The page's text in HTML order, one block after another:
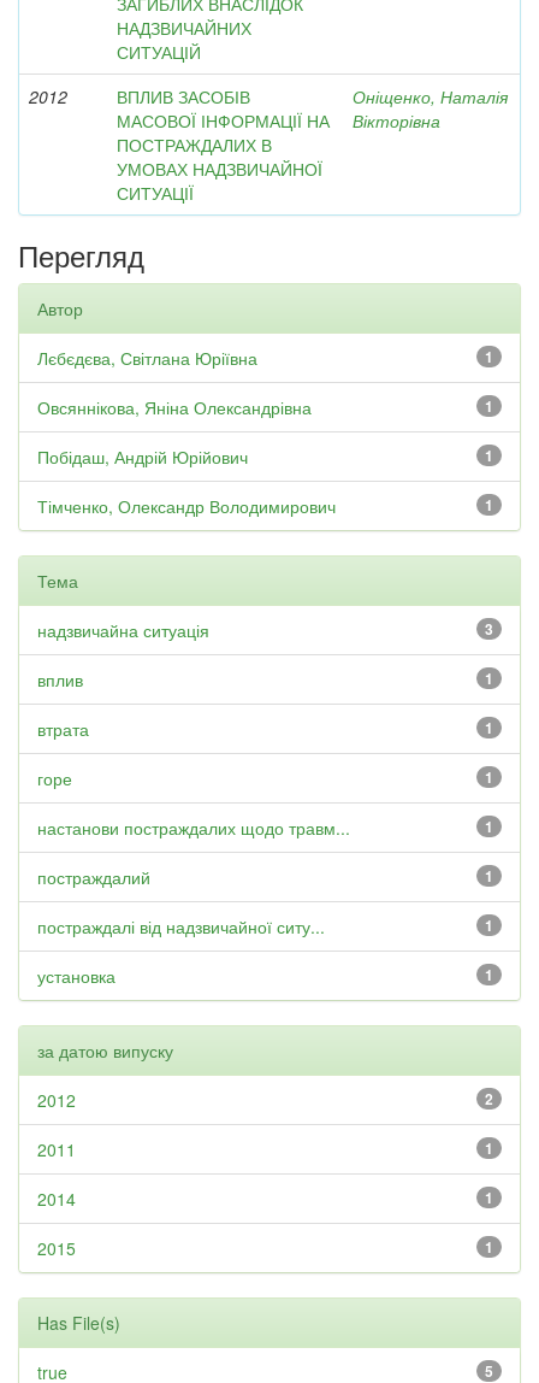
НАДЗВИЧАЙНИХ
СИТУАЦІЙ
2012
ВПЛИВ ЗАСОБІВ
МАСОВОЇ ІНФОРМАЦІЇ НА
ПОСТРАЖДАЛИХ В
УМОВАХ НАДЗВИЧАЙНОЇ
СИТУАЦІЇ
Оніщенко, Наталія
Вікторівна
Перегляд
Автор
1
Лєбєдєва, Світлана Юріївна
1
Овсяннікова, Яніна Олександрівна
1
Побідаш, Андрій Юрійович
1
Тімченко, Олександр Володимирович
Тема
3
надзвичайна ситуація
1
вплив
1
втрата
1
горе
1
настанови постраждалих щодо травм...
1
постраждалий
1
постраждалі від надзвичайної ситу...
1
установка
за датою випуску
2
2012
1
2011
1
2014
1
2015
Has File(s)
5
true